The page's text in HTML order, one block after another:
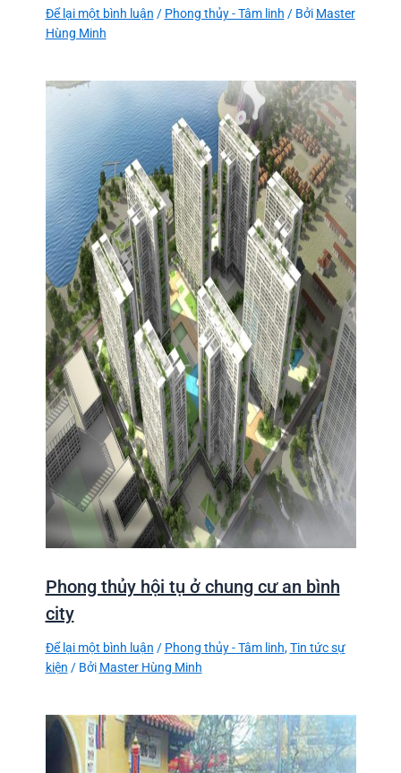
Để lại một bình luận / Phong thủy - Tâm linh / Bởi Master
Hùng Minh
Phong thủy hội tụ ở chung cư an bình
city
Để lại một bình luận / Phong thủy - Tâm linh,Tin tức sự
kiện / Bởi Master Hùng Minh